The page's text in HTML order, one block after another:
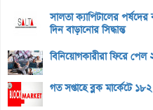
সালতা ক্যাপিটালের
দিন বাড়ানোর সিদ্ধান্ত
বিনিয়োগকারীরা ফিরে
গত সপ্তাহে ব্লক মার্কেটে